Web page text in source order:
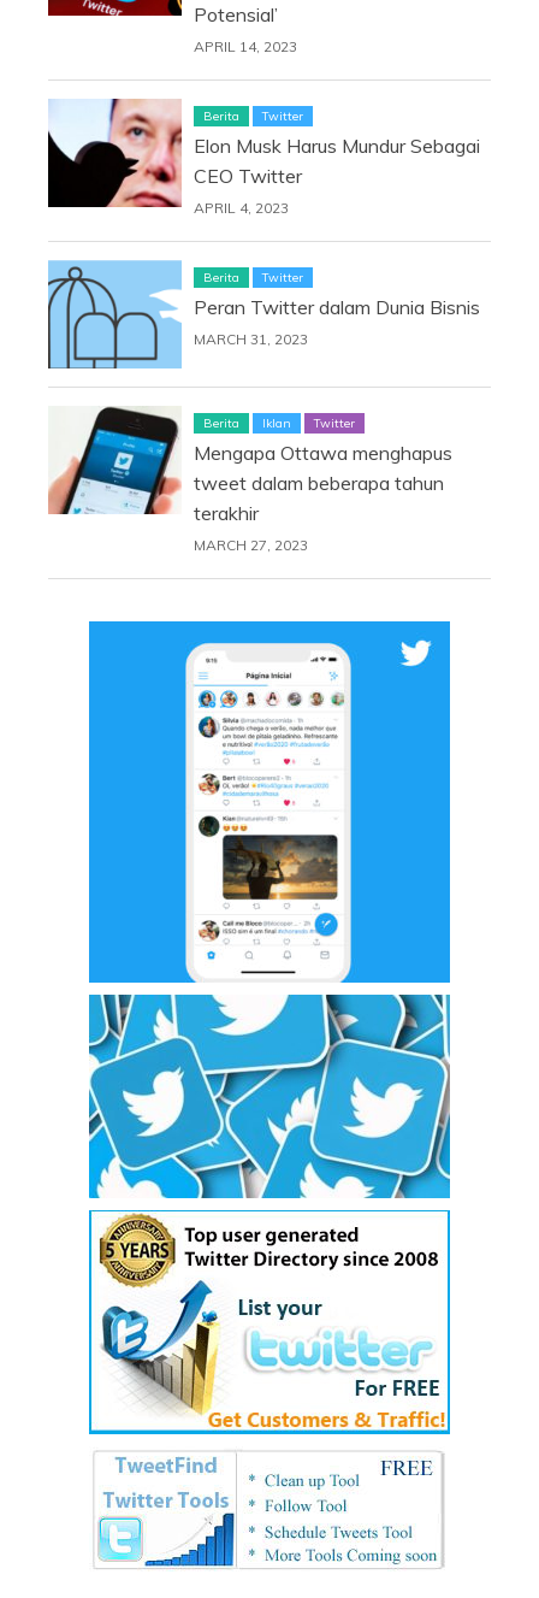
Potensial’
APRIL 14, 2023
Berita Twitter
Elon Musk Harus Mundur Sebagai
CEO Twitter
APRIL 4, 2023
Berita Twitter
Peran Twitter dalam Dunia Bisnis
MARCH 31, 2023
Berita Iklan Twitter
Mengapa Ottawa menghapus
tweet dalam beberapa tahun
terakhir
MARCH 27, 2023